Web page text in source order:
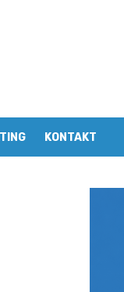
KONTAKT